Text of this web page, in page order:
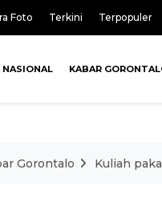
Foto Terkini Terpopuler
NASIONAL KABAR
Gorontalo Kuliah